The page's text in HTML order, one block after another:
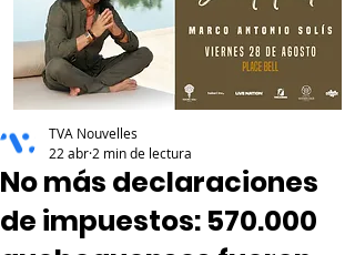
No más declaraciones
de impuestos: 570.000
TVA Nouvelles
22 abr 2 min de lectura